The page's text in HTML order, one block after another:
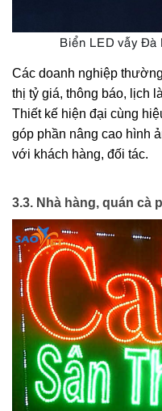
Biển LED vẫy Đà
Các doanh nghiệp
thị tỷ giá, thông báo, lịch
Thiết kế hiện đại cùng
góp phần nâng cao hình
với khách hàng, đối tác.
3.3. Nhà hàng, quán cà